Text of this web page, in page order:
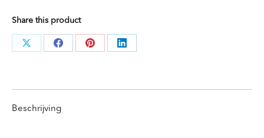
Share this product
Deel
Deel
Deel
Deel
Beschrijving